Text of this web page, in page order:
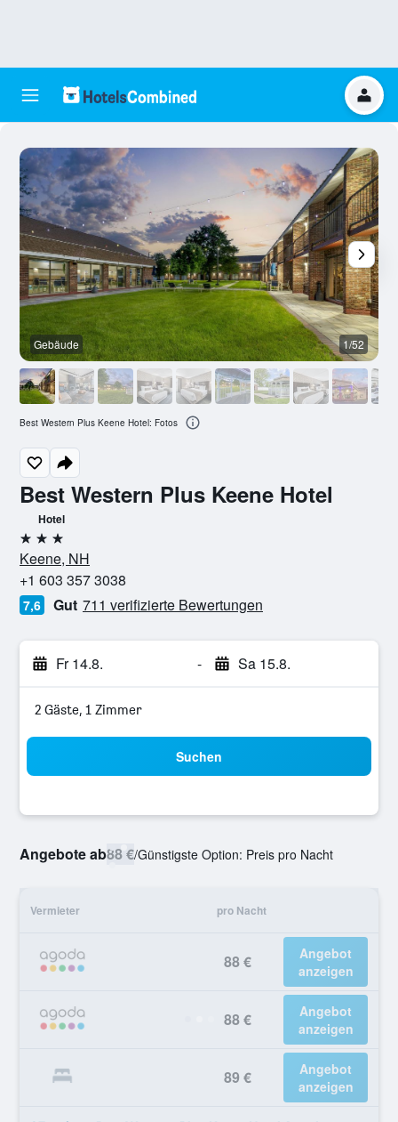
Best Western Plus Keene Hotel
Hotel
3 Sterne
Keene, NH
+1 603 357 3038
7,6 Gut 711 verifizierte Bewertungen
Fr 14.8. - Sa 15.8.
2 Gäste, 1 Zimmer
Suchen
Angebote ab88 €/Günstigste Option: Preis pro Nacht
Vermieter pro Nacht
88 €
Angebot
anzeigen
88 €
Angebot
anzeigen
89 €
Angebot
anzeigen
Gebäude 1/52
Best Western Plus Keene Hotel: Fotos